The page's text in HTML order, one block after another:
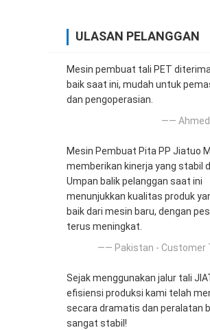
ULASAN PELANGGAN
Mesin pembuat tali PET
baik saat ini, mudah untuk
dan pengoperasian.
—— Ahmed
Mesin Pembuat Pita PP Jiatuo
memberikan kinerja yang stabil
Umpan balik pelanggan saat ini
menunjukkan kualitas produk
baik dari mesin baru, dengan
terus meningkat.
—— Pakistan - Customer
Sejak menggunakan jalur tali
efisiensi produksi kami telah
secara dramatis dan peralatan
sangat stabil!